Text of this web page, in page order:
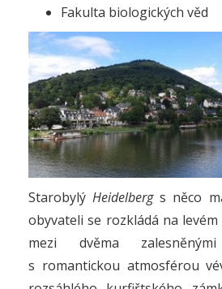
Fakulta biologických věd
StarobylýHeidelbergs něco
obyvateli se rozkládá na
mezi dvěma
s romantickou atmosférou